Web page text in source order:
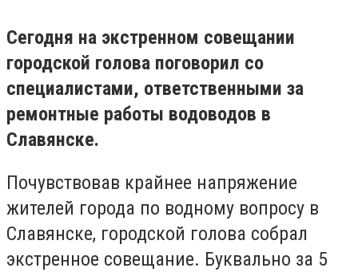
Сегодня на экстренном совещании
городской голова поговорил со
специалистами, ответственными за
ремонтные работы водоводов в
Славянске.
Почувствовав крайнее напряжение
жителей города по водному вопросу в
Славянске, городской голова собрал
экстренное совещание. Буквально за 5